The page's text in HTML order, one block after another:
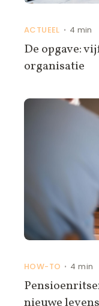
ACTUEEL • 4 min
De opgave:
organisatie
HOW-TO • 4 min